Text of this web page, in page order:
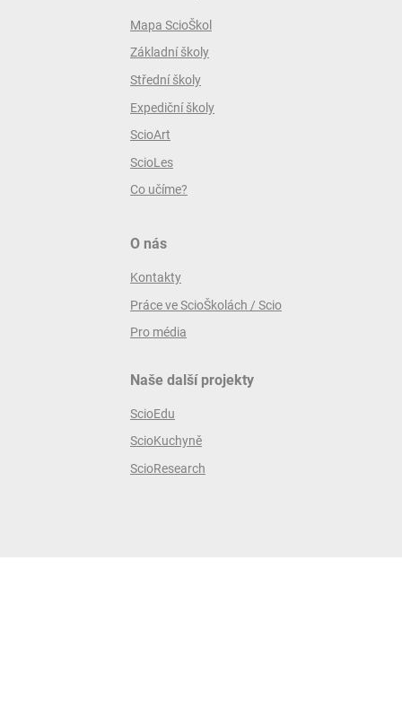
Mapa ScioŠkol
Základní školy
Střední školy
Expediční školy
ScioArt
ScioLes
Co učíme?
O nás
Kontakty
Práce ve ScioŠkolách / Scio
Pro média
Naše další projekty
ScioEdu
ScioKuchyně
ScioResearch